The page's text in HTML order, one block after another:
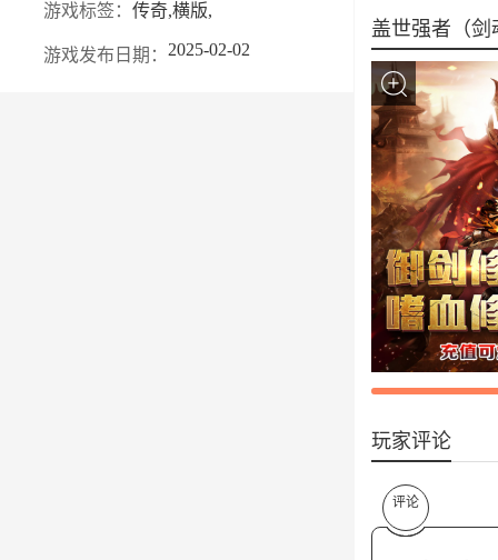
游戏标签： 传奇,横版,
游戏发布日期： 2025-02-02
盖世强者（
玩家评论
评论